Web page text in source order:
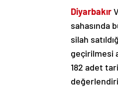
Diyarbakır
sahasında
silah
geçirilmesi
182 adet